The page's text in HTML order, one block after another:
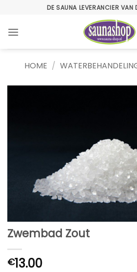
inhoud
DE SAUNA LEVERANCIER VAN
HOME /
Zwembad Zout
€13.00